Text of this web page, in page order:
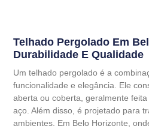
Telhado Pergolado Em
Durabilidade E Qualidade
Um telhado pergolado é a
funcionalidade e elegância. Ele
aberta ou coberta, geralmente
aço. Além disso, é projetado para
ambientes. Em Belo Horizonte,